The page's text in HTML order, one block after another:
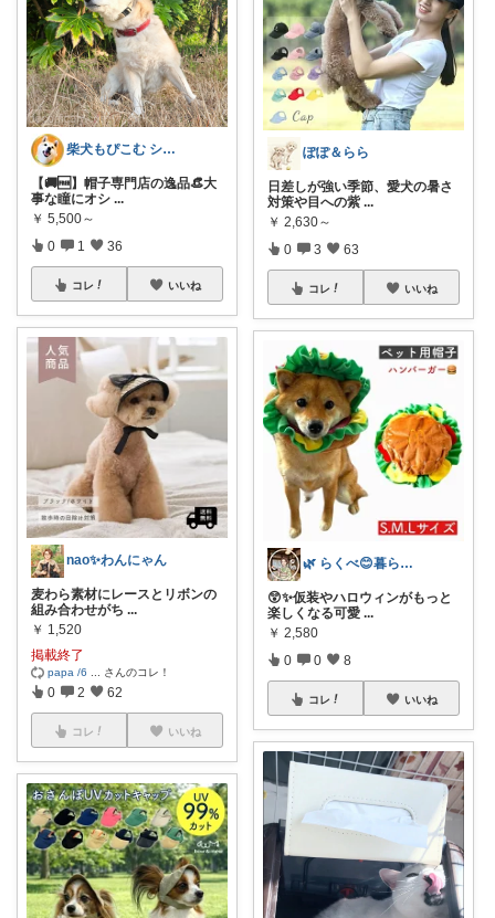
柴犬もぴこむ シニア犬との素敵な暮らし
【🚚🆓️】帽子専門店の逸品👒大
事な瞳にオシ ...
￥ 5,500～
0 1 36
コレ いいね
nao︎✨わんにゃん
麦わら素材にレースとリボンの
組み合わせがち ...
￥ 1,520
掲載終了
papa /6 さんのコレ！
0 2 62
コレ いいね
ぽぽ＆らら
日差しが強い季節、愛犬の暑さ
対策や目への紫 ...
￥ 2,630～
0 3 63
コレ いいね
🌿 らくべ😊暮らしの知恵といいもの
😲✨仮装やハロウィンがもっと
楽しくなる可愛 ...
￥ 2,580
0 0 8
コレ いいね